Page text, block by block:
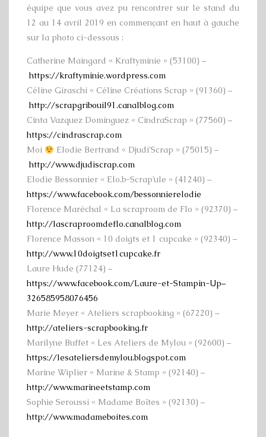
équipe que vous avez pu rencontrer sur le stand du
12 au 14 avril 2019 en commençant en haut à gauche
sur la photo ci-dessous :
Catherine Maingard « Kraftyminie » (53100) –
https://kraftyminie.wordpress.com
Céline Giraschi « Céline Créations Scrap » (91360) –
http://scrapgribouil91.canalblog.com
Cinta Vazquez Dominguez « CindraScrap » (77560) –
https://cindrascrap.com
Moi
Elodie Bertrand « Djudi’Scrap » (75015) –
http://www.djudiscrap.com
Elodie Bessonnier « Elo.b-Scrap’ule » (41240) –
https://www.facebook.com/bessonnierelodie
Florence Maréchal « La scraproom de Flo » (92370) –
http://lascraproomdeflo.canalblog.com
Florence Masson « 10 doigts et 1 cupcake » (92340) –
http://www.10doigtset1cupcake.fr
Laure Hude (77124) –
https://www.facebook.com/Laure-et-Stampin-Up–
326585958076456
Marie Meyer « Ateliers scrapbooking » (67220) –
http://ateliers-scrapbooking.fr
Marilyne Buffet « Les Ateliers de Mylou » (92600) –
https://lesateliersdemylou.blogspot.com
Marine Wiplier « Marine & Stamp » (92140) –
http://www.marineetstamp.com
Sophie Seroussi « Madame Boîtes » (92130) –
http://www.madameboites.com